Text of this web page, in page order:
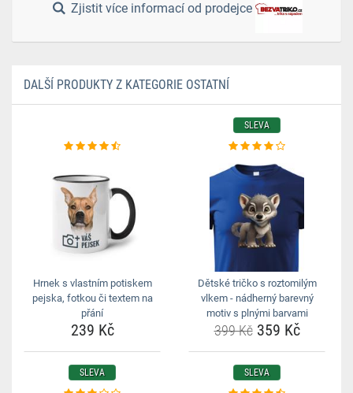
Zjistit více informací od prodejce
DALŠÍ PRODUKTY Z KATEGORIE OSTATNÍ
Hrnek s vlastním potiskem
pejska, fotkou či textem na
přání
239 Kč
SLEVA
Dětské tričko s roztomilým
vlkem - nádherný barevný
motiv s plnými barvami
399 Kč359 Kč
SLEVA SLEVA